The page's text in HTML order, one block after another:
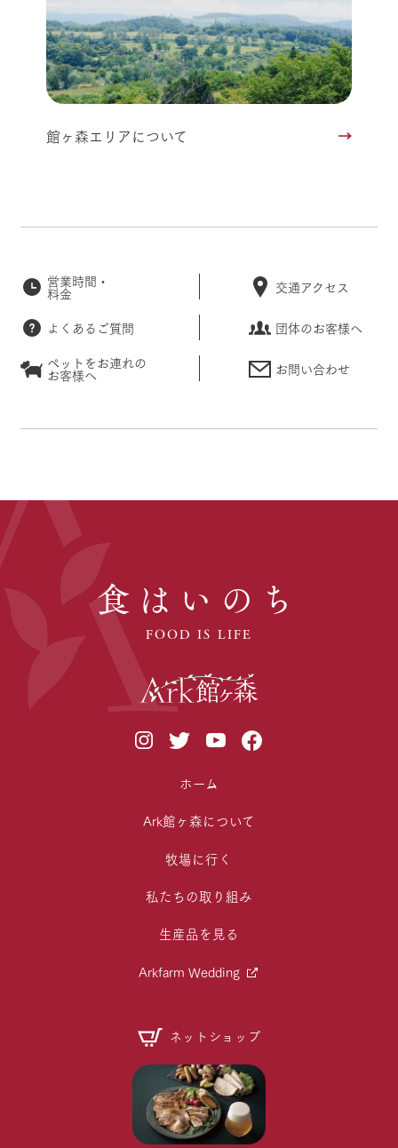
館ヶ森エリアについて
営業時間・
料金 交通アクセス
よくあるご質問
団体のお客様へ
ペットをお連れの
お客様へ お問い合わせ
食はいのち
FOOD IS LIFE
ホーム
Ark館ヶ森について
牧場に行く
私たちの取り組み
生産品を見る
Arkfarm Wedding
ネットショップ